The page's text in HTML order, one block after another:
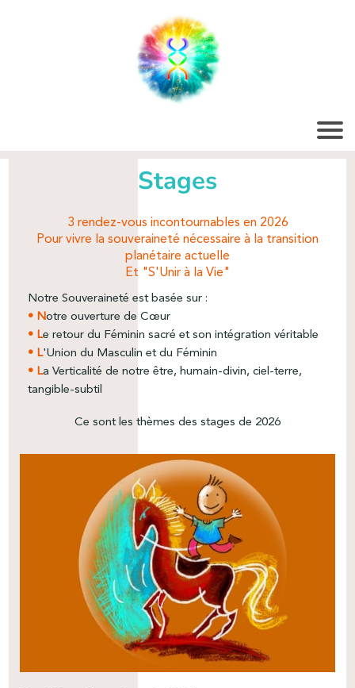
Stages
3 rendez-vous incontournables en 2026
Pour vivre la souveraineté nécessaire à la transition
planétaire actuelle
Et "S'Unir à la Vie"
Notre Souveraineté est basée sur :
• Notre ouverture de Cœur
• Le retour du Féminin sacré et son intégration véritable
• L'Union du Masculin et du Féminin
• La Verticalité de notre être, humain-divin, ciel-terre,
tangible-subtil
Ce sont les thèmes des stages de 2026